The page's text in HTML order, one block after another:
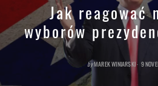
Jak reagować
wyborów
byMAREK WINIARSKI POSTED
9